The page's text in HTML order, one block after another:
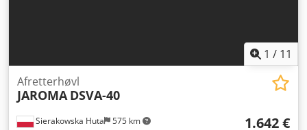
1 / 11
Sierakowska Huta 575 km
Afretterhøvl
JAROMA DSVA-40
1.642 €